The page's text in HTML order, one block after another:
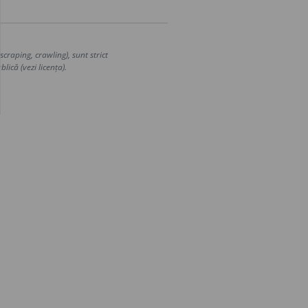
crawling), sunt strict
(vezi licența).